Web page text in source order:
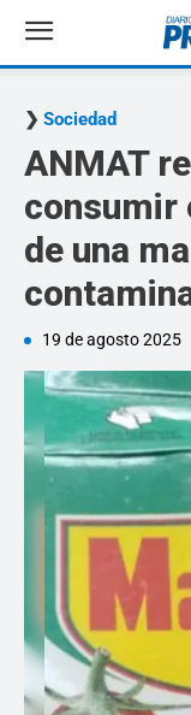
Sociedad
ANMAT
consumir
de una
19 de agosto 2025